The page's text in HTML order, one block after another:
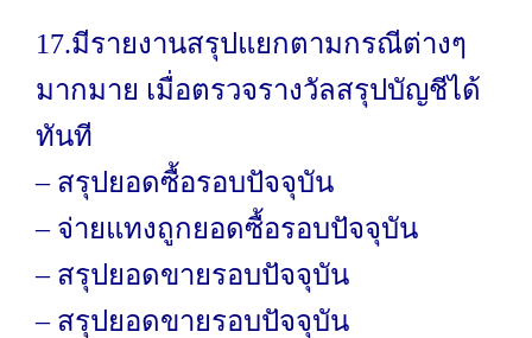
17.มีรายงานสรุปแยกตามกรณีต่างๆ
มากมาย เมื่อตรวจรางวัลสรุปบัญชีได้
ทันที
– สรุปยอดซื้อรอบปัจจุบัน
– จ่ายแทงถูกยอดซื้อรอบปัจจุบัน
– สรุปยอดขายรอบปัจจุบัน
– สรุปยอดขายรอบปัจจุบัน